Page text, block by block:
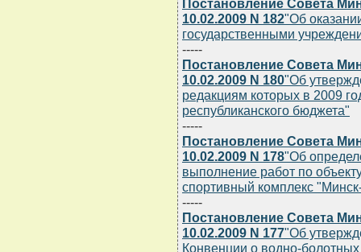
Постановление Совета
10.02.2009 N 182"Об
государственными
-----
Постановление Совета
10.02.2009 N 180"Об
редакциям которых в 2009
республиканского бюджета"
-----
Постановление Совета
10.02.2009 N 178"Об
выполнение работ по
спортивный комплекс
-----
Постановление Совета
10.02.2009 N 177"Об
Конвенции о водно-